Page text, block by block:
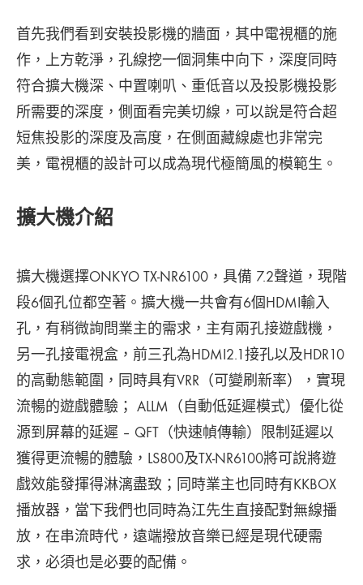
首先我們看到安裝投影機的牆面，其中電視櫃的施
作，上方乾淨，孔線挖一個洞集中向下，深度同時
符合擴大機深、中置喇叭、重低音以及投影機投影
所需要的深度，側面看完美切線，可以說是符合超
短焦投影的深度及高度，在側面藏線處也非常完
美，電視櫃的設計可以成為現代極簡風的模範生。
擴大機介紹
擴大機選擇ONKYO TX-NR6100，具備 7.2聲道，現階
段6個孔位都空著。擴大機一共會有6個HDMI輸入
孔，有稍微詢問業主的需求，主有兩孔接遊戲機，
另一孔接電視盒，前三孔為HDMI2.1接孔以及HDR10
的高動態範圍，同時具有VRR（可變刷新率），實現
流暢的遊戲體驗； ALLM（自動低延遲模式）優化從
源到屏幕的延遲 – QFT（快速幀傳輸）限制延遲以
獲得更流暢的體驗，LS800及TX-NR6100將可說將遊
戲效能發揮得淋漓盡致；同時業主也同時有KKBOX
播放器，當下我們也同時為江先生直接配對無線播
放，在串流時代，遠端撥放音樂已經是現代硬需
求，必須也是必要的配備。